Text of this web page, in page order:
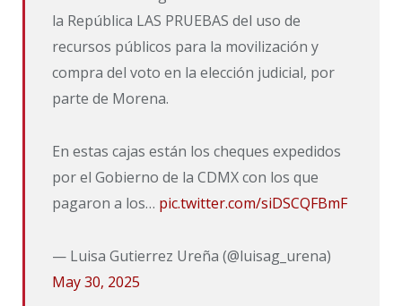
la República LAS PRUEBAS del uso de
recursos públicos para la movilización y
compra del voto en la elección judicial, por
parte de Morena.
En estas cajas están los cheques expedidos
por el Gobierno de la CDMX con los que
pagaron a los… pic.twitter.com/siDSCQFBmF
— Luisa Gutierrez Ureña (@luisag_urena)
May 30, 2025